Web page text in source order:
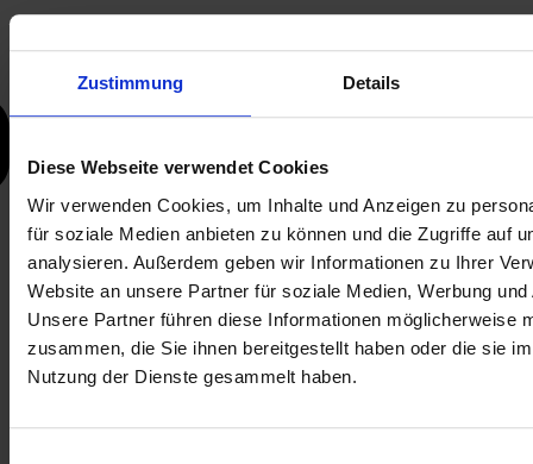
Zustimmung Details
Diese Webseite verwendet Cookies
Wir verwenden Cookies, um Inhalte und Anzeigen zu
für soziale Medien anbieten zu können und die Zugriffe auf
analysieren. Außerdem geben wir Informationen zu Ihrer
Website an unsere Partner für soziale Medien, Werbung
Unsere Partner führen diese Informationen möglicherweise
zusammen, die Sie ihnen bereitgestellt haben oder die sie
Nutzung der Dienste gesammelt haben.